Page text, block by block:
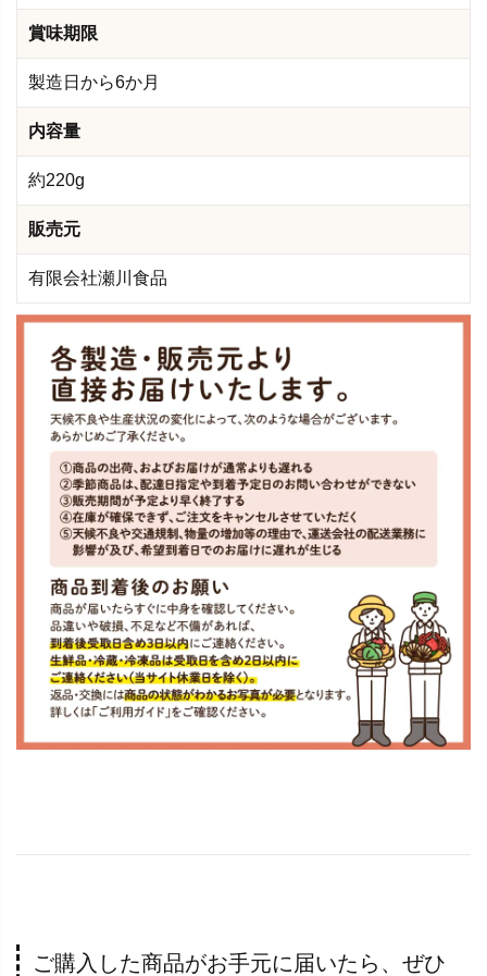
賞味期限
製造日から6か月
内容量
約220g
販売元
有限会社瀬川食品
ご購入した商品がお手元に届いたら、ぜひ